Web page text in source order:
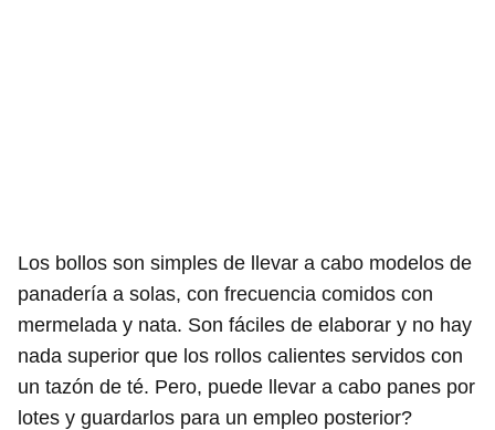
Los bollos son simples de llevar a cabo modelos de
panadería a solas, con frecuencia comidos con
mermelada y nata. Son fáciles de elaborar y no hay
nada superior que los rollos calientes servidos con
un tazón de té. Pero, puede llevar a cabo panes por
lotes y guardarlos para un empleo posterior?